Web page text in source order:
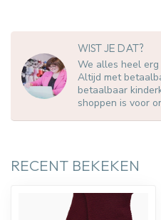
WIST JE DAT?
We alles heel
Altijd met
betaalbaar
shoppen is voor
RECENT BEKEKEN